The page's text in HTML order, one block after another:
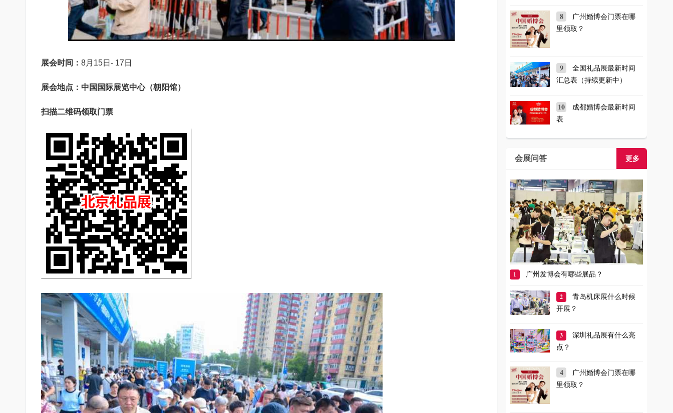
展会时间： 8月15日- 17日
展会地点：中国国际展览中心（朝阳馆）
扫描二维码领取门票
8
广州婚博会门票在哪
里领取？
9
全国礼品展最新时间
汇总表（持续更新中）
10
成都婚博会最新时间
表
会展问答 更多
1 广州发博会有哪些展品？
2
青岛机床展什么时候
开展？
3
深圳礼品展有什么亮
点？
4
广州婚博会门票在哪
里领取？